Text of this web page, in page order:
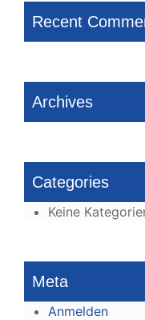
Recent
Archives
Categories
Keine
Meta
Anmelden